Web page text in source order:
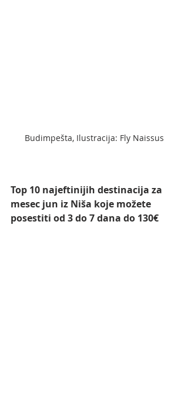
Budimpešta, Ilustracija: Fly Naissus
Top 10 najeftinijih destinacija za
mesec jun iz Niša koje možete
posestiti od 3 do 7 dana do 130€